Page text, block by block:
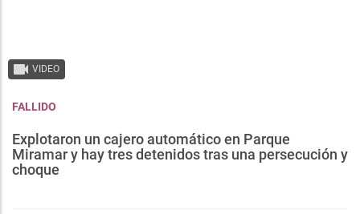
VIDEO
FALLIDO
Explotaron un cajero automático en Parque
Miramar y hay tres detenidos tras una persecución y
choque